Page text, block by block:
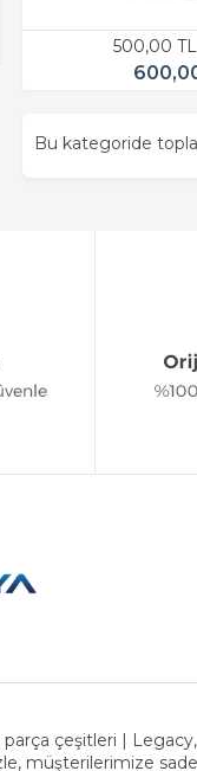
500,00
Bu kategoride
çeşitleri |
müşterilerimize